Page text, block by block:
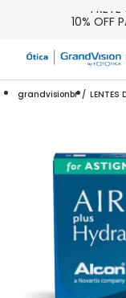
10% OFF
15% OFF NA
32%
grandvisionbr LENTES